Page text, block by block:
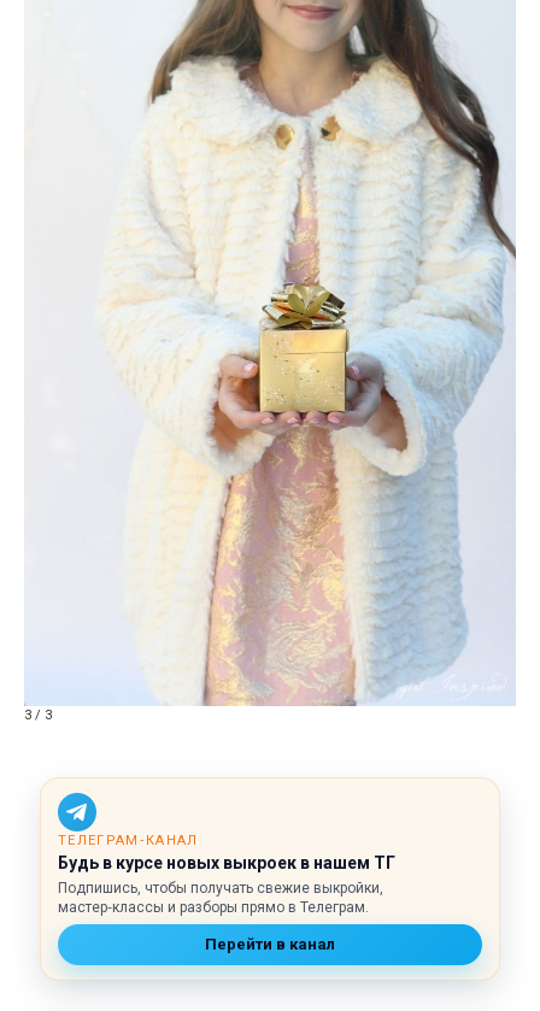
3 / 3
ТЕЛЕГРАМ‑КАНАЛ
Будь в курсе новых выкроек в нашем ТГ
Подпишись, чтобы получать свежие выкройки,
мастер‑классы и разборы прямо в Телеграм.
Перейти в канал